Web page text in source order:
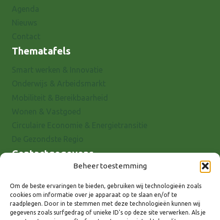
Beheer toestemming
Om de beste ervaringen te bieden, gebruiken wij technologieën zoals
cookies om informatie over je apparaat op te slaan en/of te
raadplegen. Door in te stemmen met deze technologieën kunnen wij
gegevens zoals surfgedrag of unieke ID's op deze site verwerken. Als je
Thematafels
Contactgegevens
7001 EX Doetinchem
E-mail: info@8rhk.nl
Telefoonnummers